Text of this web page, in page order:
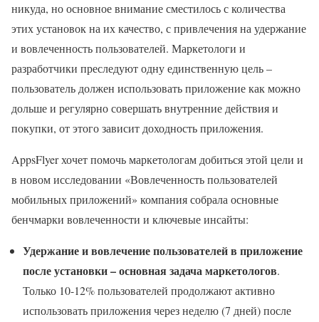
никуда, но основное внимание сместилось с количества
этих установок на их качество, с привлечения на удержание
и вовлеченность пользователей. Маркетологи и
разработчики преследуют одну единственную цель –
пользователь должен использовать приложение как можно
дольше и регулярно совершать внутренние действия и
покупки, от этого зависит доходность приложения.
AppsFlyer хочет помочь маркетологам добиться этой цели и
в новом исследовании «Вовлеченность пользователей
мобильных приложений» компания собрала основные
бенчмарки вовлеченности и ключевые инсайты:
Удержание и вовлечение пользователей в приложение
после установки – основная задача маркетологов.
Только 10-12% пользователей продолжают активно
использовать приложения через неделю (7 дней) после